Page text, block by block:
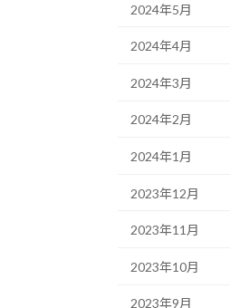
2024年5月
2024年4月
2024年3月
2024年2月
2024年1月
2023年12月
2023年11月
2023年10月
2023年9月